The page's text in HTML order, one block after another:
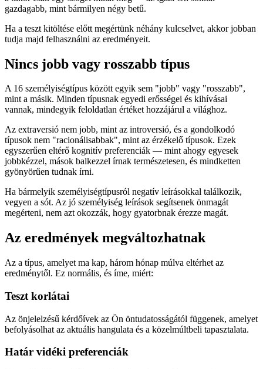
gazdagabb, mint bármilyen négy betű.
Ha a teszt kitöltése előtt megértünk néhány kulcselvet, akkor jobban
tudja majd felhasználni az eredményeit.
Nincs jobb vagy rosszabb típus
A 16 személyiségtípus között egyik sem "jobb" vagy "rosszabb",
mint a másik. Minden típusnak egyedi erősségei és kihívásai
vannak, mindegyik feloldatlan értéket hozzájárul a világhoz.
Az extraversió nem jobb, mint az introversió, és a gondolkodó
típusok nem "racionálisabbak", mint az érzékelő típusok. Ezek
egyszerűen eltérő kognitív preferenciák — mint ahogy egyesek
jobbkézzel, mások balkezzel írnak természetesen, és mindketten
gyönyörűen tudnak írni.
Ha bármelyik személyiségtípusról negatív leírásokkal találkozik,
vegyen a sót. Az jó személyiség leírások segítsenek önmagát
megérteni, nem azt okozzák, hogy gyatorbnak érezze magát.
Az eredmények megváltozhatnak
Az a típus, amelyet ma kap, három hónap múlva eltérhet az
eredménytől. Ez normális, és íme, miért:
Teszt korlátai
Az önjelelzésű kérdőívek az Ön öntudatosságától függenek, amelyet
befolyásolhat az aktuális hangulata és a közelmúltbeli tapasztalata.
Határ vidéki preferenciák